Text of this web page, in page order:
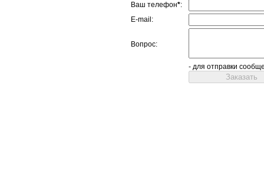
Ваш телефон*:
E-mail:
Вопрос:
- для отправки